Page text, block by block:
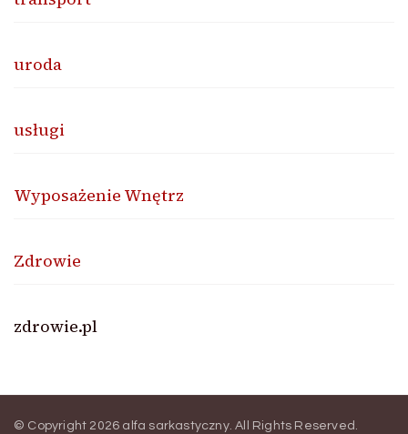
uroda
usługi
Wyposażenie Wnętrz
Zdrowie
zdrowie.pl
© Copyright 2026 alfa sarkastyczny. All Rights Reserved.